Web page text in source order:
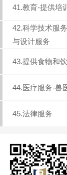
41.教育-提供培
42.科学技术服
与设计服务
43.提供食物和
44.医疗服务-兽
45.法律服务